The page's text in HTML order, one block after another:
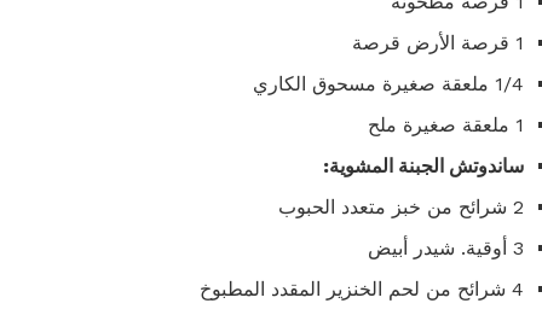
1 قرصة الأرض قرصة
1/4 ملعقة صغيرة مسحوق الكاري
1 ملعقة صغيرة ملح
ساندوتش الجبنة المشوية:
2 شرائح من خبز متعدد الحبوب
3 أوقية. شيدر أبيض
4 شرائح من لحم الخنزير المقدد المطبوخ